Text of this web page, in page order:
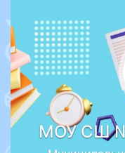
МОУ СШ №